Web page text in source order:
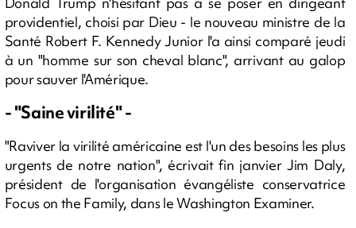
providentiel, choisi par Dieu - le nouveau ministre de la
Santé Robert F. Kennedy Junior l'a ainsi comparé jeudi
à un "homme sur son cheval blanc", arrivant au galop
pour sauver l'Amérique.
- "Saine virilité" -
"Raviver la virilité américaine est l'un des besoins les plus
urgents de notre nation", écrivait fin janvier Jim Daly,
président de l'organisation évangéliste conservatrice
Focus on the Family, dans le Washington Examiner.